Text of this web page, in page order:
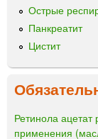
Острые
Панкреатит
Цистит
Ретинола ацетат
применения